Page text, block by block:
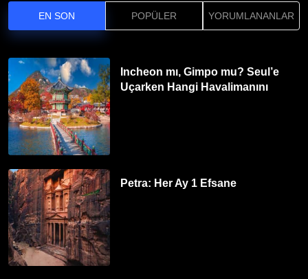
EN SON POPÜLER YORUMLANANLAR
Incheon mı, Gimpo mu? Seul’e
Uçarken Hangi Havalimanını
Petra: Her Ay 1 Efsane